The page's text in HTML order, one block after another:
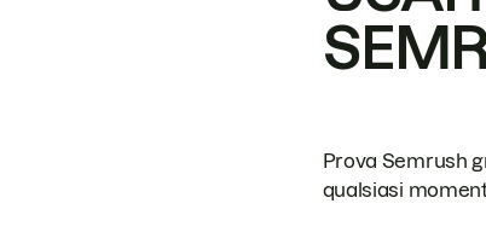
Prova Semrush
qualsiasi